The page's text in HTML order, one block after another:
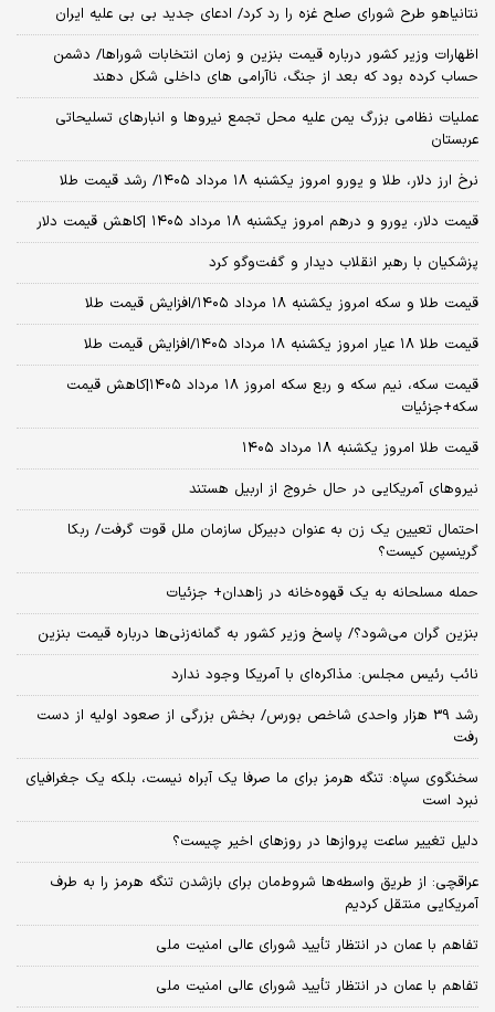
نتانیاهو طرح شورای صلح غزه را رد کرد/ ادعای جدید بی بی علیه ایران
اظهارات وزیر کشور درباره قیمت بنزین و زمان انتخابات شوراها/ دشمن
حساب کرده بود که بعد از جنگ، ناآرامی‌ های داخلی شکل دهند
عملیات نظامی بزرگ یمن علیه محل تجمع نیروها و انبارهای تسلیحاتی
عربستان
نرخ ارز دلار، طلا و یورو امروز یکشنبه ۱۸ مرداد ۱۴۰۵/ رشد قیمت طلا
قیمت دلار، یورو و درهم امروز یکشنبه ۱۸ مرداد ۱۴۰۵ |کاهش قیمت دلار
پزشکیان با رهبر انقلاب دیدار و گفت‌وگو کرد
قیمت طلا و سکه امروز یکشنبه ۱۸ مرداد ۱۴۰۵/افزایش قیمت طلا
قیمت طلا ۱۸ عیار امروز یکشنبه ۱۸ مرداد ۱۴۰۵/افزایش قیمت طلا
قیمت سکه، نیم سکه و ربع سکه امروز ۱۸ مرداد ۱۴۰۵|کاهش قیمت
سکه+جزئیات
قیمت طلا امروز یکشنبه ۱۸ مرداد ۱۴۰۵
نیروهای آمریکایی در حال خروج از اربیل هستند
احتمال تعیین یک زن به عنوان دبیرکل سازمان ملل قوت گرفت/ ربکا
گرینسپن کیست؟
حمله مسلحانه به یک قهوه‌خانه در زاهدان+ جزئیات
بنزین گران می‌شود؟/ پاسخ وزیر کشور به گمانه‌زنی‌ها درباره قیمت بنزین
نائب رئیس مجلس: مذاکره‌ای با آمریکا وجود ندارد
رشد 39 هزار واحدی شاخص بورس/ بخش بزرگی از صعود اولیه از دست
رفت
سخنگوی سپاه: تنگه هرمز برای ما صرفا یک آبراه نیست، بلکه یک جغرافیای
نبرد است
دلیل تغییر ساعت پروازها در روزهای اخیر چیست؟
عراقچی: از طریق واسطه‌ها شروط‌مان برای بازشدن تنگه هرمز را به طرف
آمریکایی منتقل کردیم
تفاهم با عمان در انتظار تأیید شورای عالی امنیت ملی
تفاهم با عمان در انتظار تأیید شورای عالی امنیت ملی